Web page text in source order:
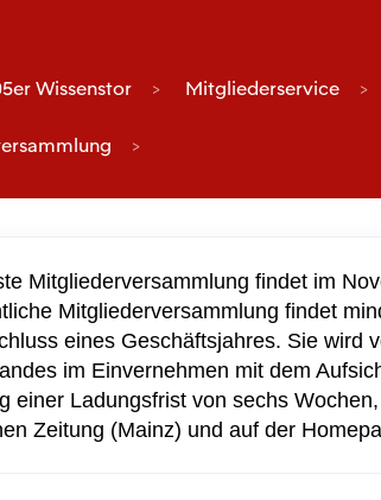
Wissenstor Mitgliederservice
Mitgliederversammlung findet im
Mitgliederversammlung findet
eines Geschäftsjahres. Sie wird
im Einvernehmen mit dem
einer Ladungsfrist von sechs
Zeitung (Mainz) und auf der